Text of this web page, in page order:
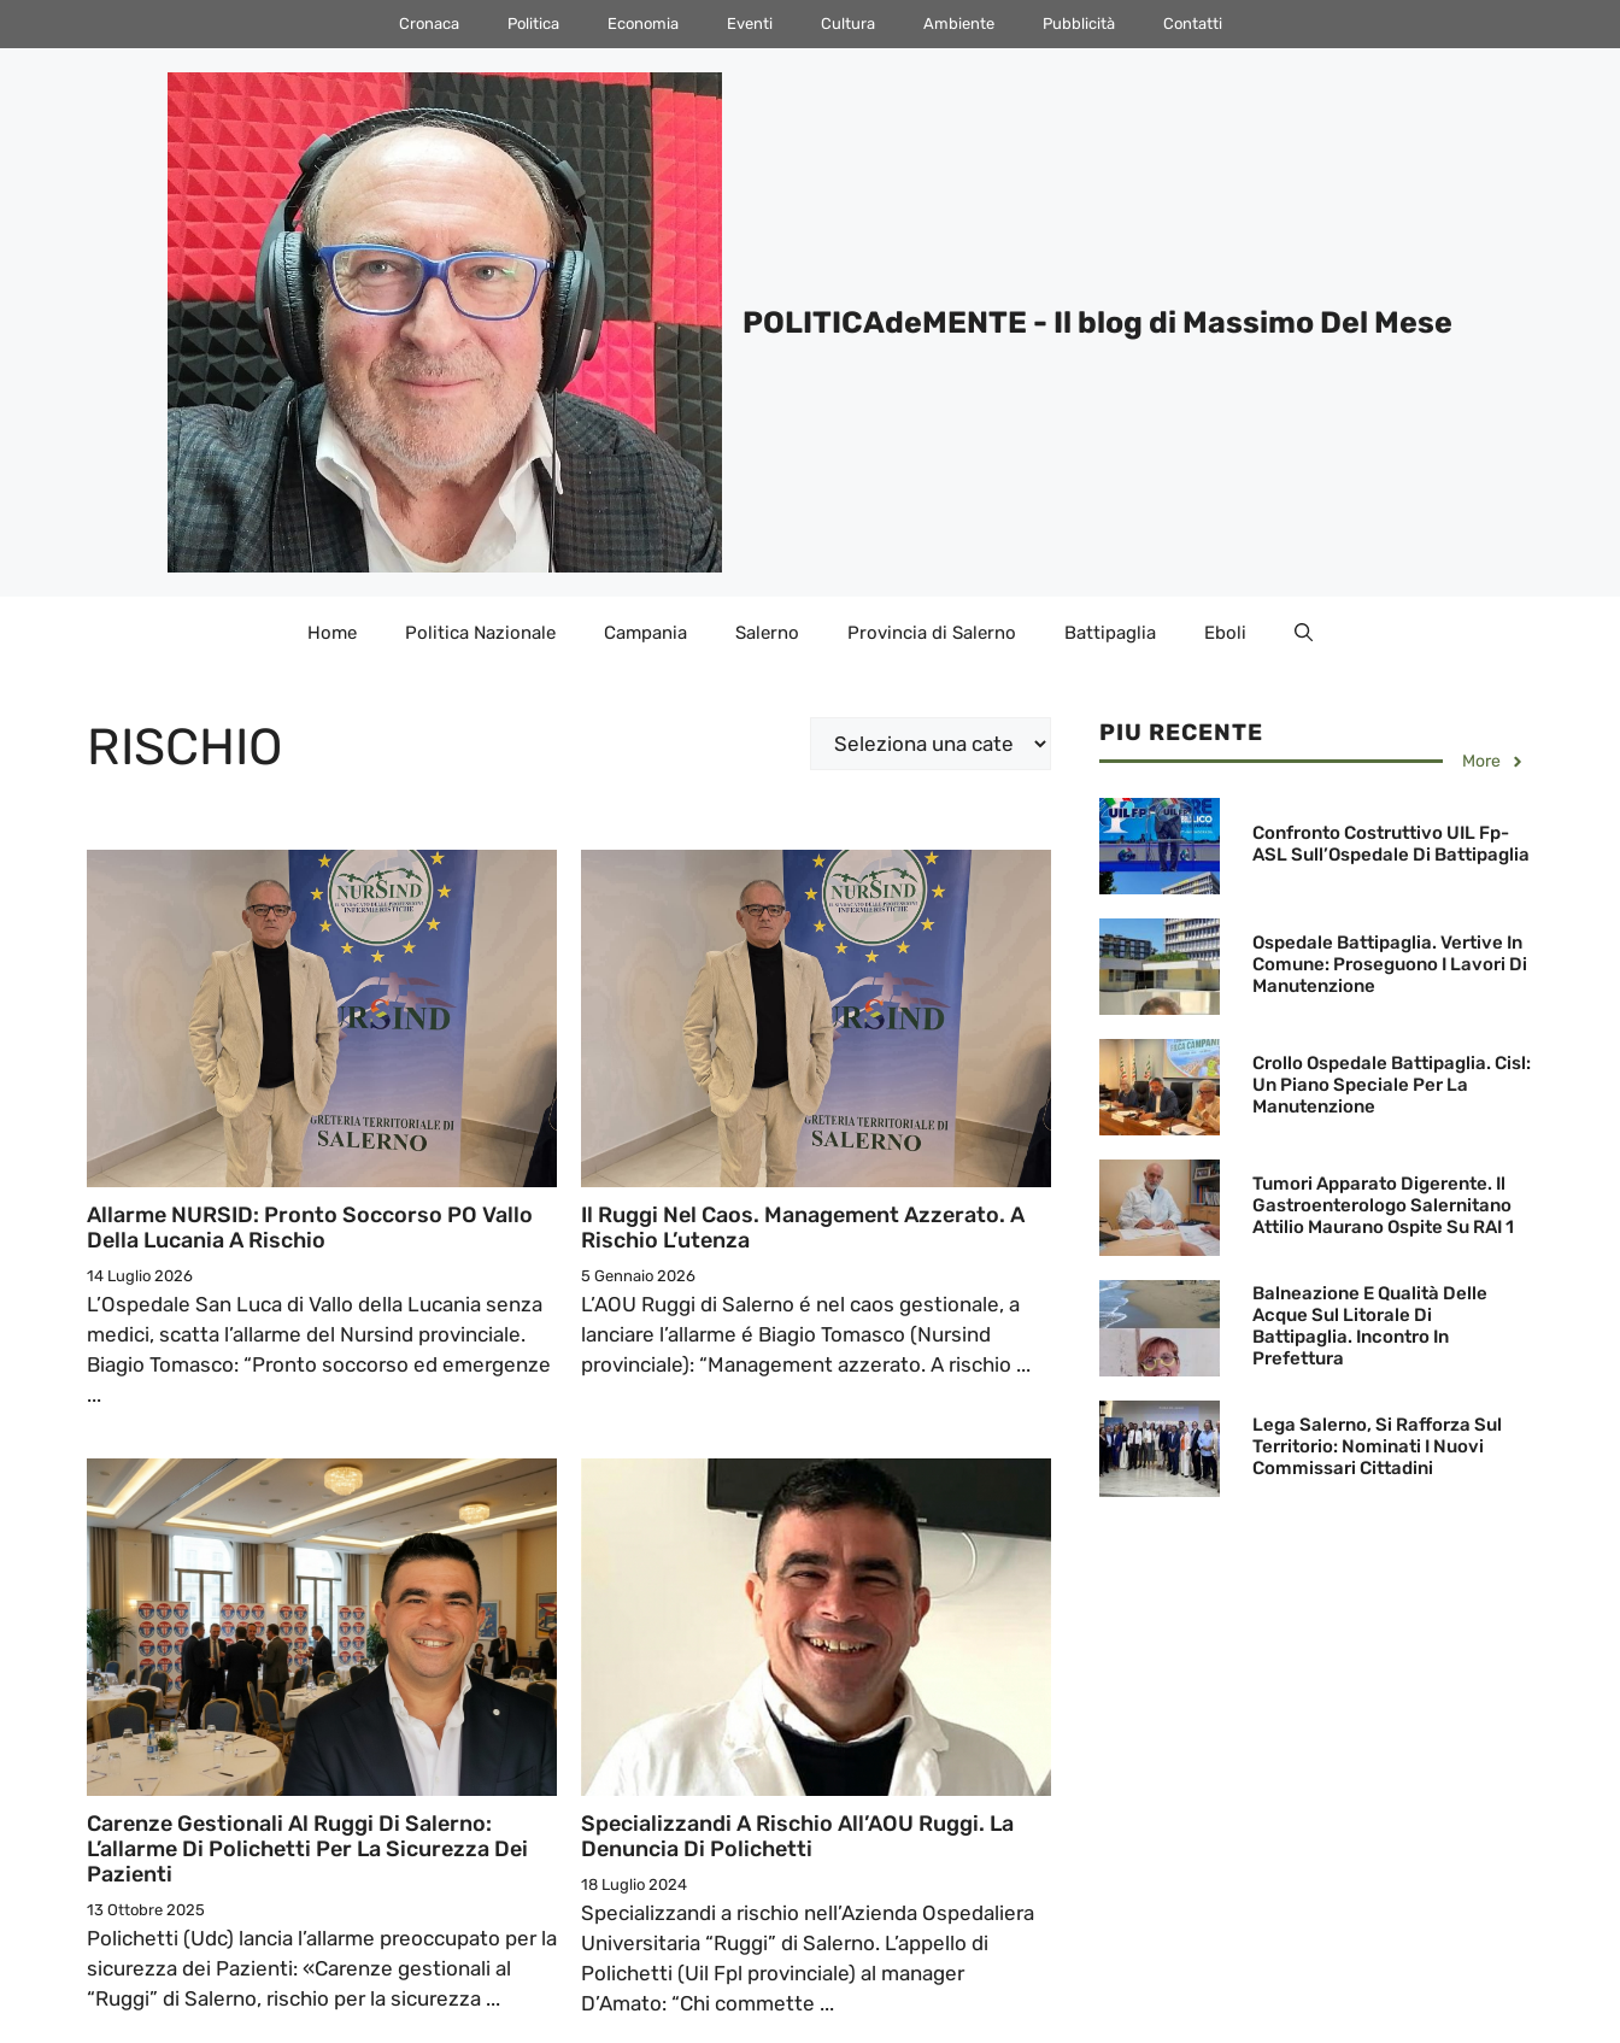
al
Cronaca Politica Economia Eventi Cultura Ambiente Pubblicità Contatti
POLITICAdeMENTE - Il blog di Massimo Del Mese
Home Politica Nazionale Campania Salerno Provincia di Salerno Battipaglia Eboli
RISCHIO Categorie
Allarme NURSID: Pronto Soccorso PO Vallo
Della Lucania A Rischio
14 Luglio 2026
L’Ospedale San Luca di Vallo della Lucania senza
medici, scatta l’allarme del Nursind provinciale.
Biagio Tomasco: “Pronto soccorso ed emergenze
...
Il Ruggi Nel Caos. Management Azzerato. A
Rischio L’utenza
5 Gennaio 2026
L’AOU Ruggi di Salerno é nel caos gestionale, a
lanciare l’allarme é Biagio Tomasco (Nursind
provinciale): “Management azzerato. A rischio ...
Carenze Gestionali Al Ruggi Di Salerno:
L’allarme Di Polichetti Per La Sicurezza Dei
Pazienti
13 Ottobre 2025
Polichetti (Udc) lancia l’allarme preoccupato per la
sicurezza dei Pazienti: «Carenze gestionali al
“Ruggi” di Salerno, rischio per la sicurezza ...
Specializzandi A Rischio All’AOU Ruggi. La
Denuncia Di Polichetti
18 Luglio 2024
Specializzandi a rischio nell’Azienda Ospedaliera
Universitaria “Ruggi” di Salerno. L’appello di
Polichetti (Uil Fpl provinciale) al manager
D’Amato: “Chi commette ...
PIU RECENTE
More
Confronto Costruttivo UIL Fp-
ASL Sull’Ospedale Di Battipaglia
Ospedale Battipaglia. Vertive In
Comune: Proseguono I Lavori Di
Manutenzione
Crollo Ospedale Battipaglia. Cisl:
Un Piano Speciale Per La
Manutenzione
Tumori Apparato Digerente. Il
Gastroenterologo Salernitano
Attilio Maurano Ospite Su RAI 1
Balneazione E Qualità Delle
Acque Sul Litorale Di
Battipaglia. Incontro In
Prefettura
Lega Salerno, Si Rafforza Sul
Territorio: Nominati I Nuovi
Commissari Cittadini